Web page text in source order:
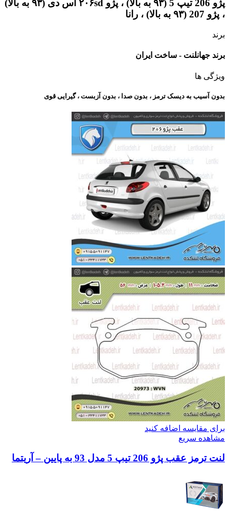
پژو 206 تیپ 5 (۹۳ به بالا) ، پژو ۲۰۶sd اس دی (۹۳ به بالا)
، پژو 207 (۹۳ به بالا) ، رانا
برند
برند جهانلنت - ساخت ایران
ویژگی ها
بدون آسیب به دیسک ترمز ، بدون صدا ، بدون آزبست ، گیرایی قوی​
برای مقایسه اضافه کنید
مشاهده سریع
لنت ترمز عقب پژو 206 تیپ 5 مدل 93 به پایین – آریتما